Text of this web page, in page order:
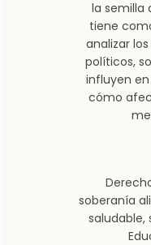
la semilla
tiene
analizar
políticos,
influyen
cómo
soberanía
saludable,